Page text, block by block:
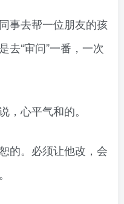
事去帮一位朋友的孩
去“审问”一番，一次
，心平气和的。
的。必须让他改，会